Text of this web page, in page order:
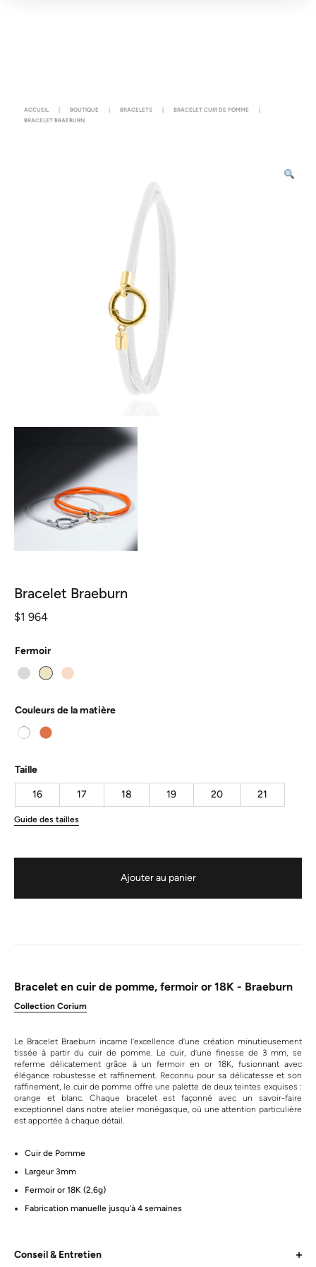
ACCUEIL | BOUTIQUE | BRACELETS | BRACELET CUIR DE POMME
|
BRACELET BRAEBURN
Bracelet Braeburn
$1 964
Fermoir
Couleurs de la matière
Taille
16 17 18 19 20 21
Guide des tailles
Ajouter au panier
Bracelet en cuir de pomme, fermoir or 18K - Braeburn
Collection Corium
Le Bracelet Braeburn incarne l’excellence d’une création minutieusement
tissée à partir du cuir de pomme. Le cuir, d’une finesse de 3 mm, se
referme délicatement grâce à un fermoir en or 18K, fusionnant avec
élégance robustesse et raffinement. Reconnu pour sa délicatesse et son
raffinement, le cuir de pomme offre une palette de deux teintes exquises :
orange et blanc. Chaque bracelet est façonné avec un savoir-faire
exceptionnel dans notre atelier monégasque, où une attention particulière
est apportée à chaque détail.
Cuir de Pomme
Largeur 3mm
Fermoir or 18K (2,6g)
Fabrication manuelle jusqu’à 4 semaines
Conseil & Entretien